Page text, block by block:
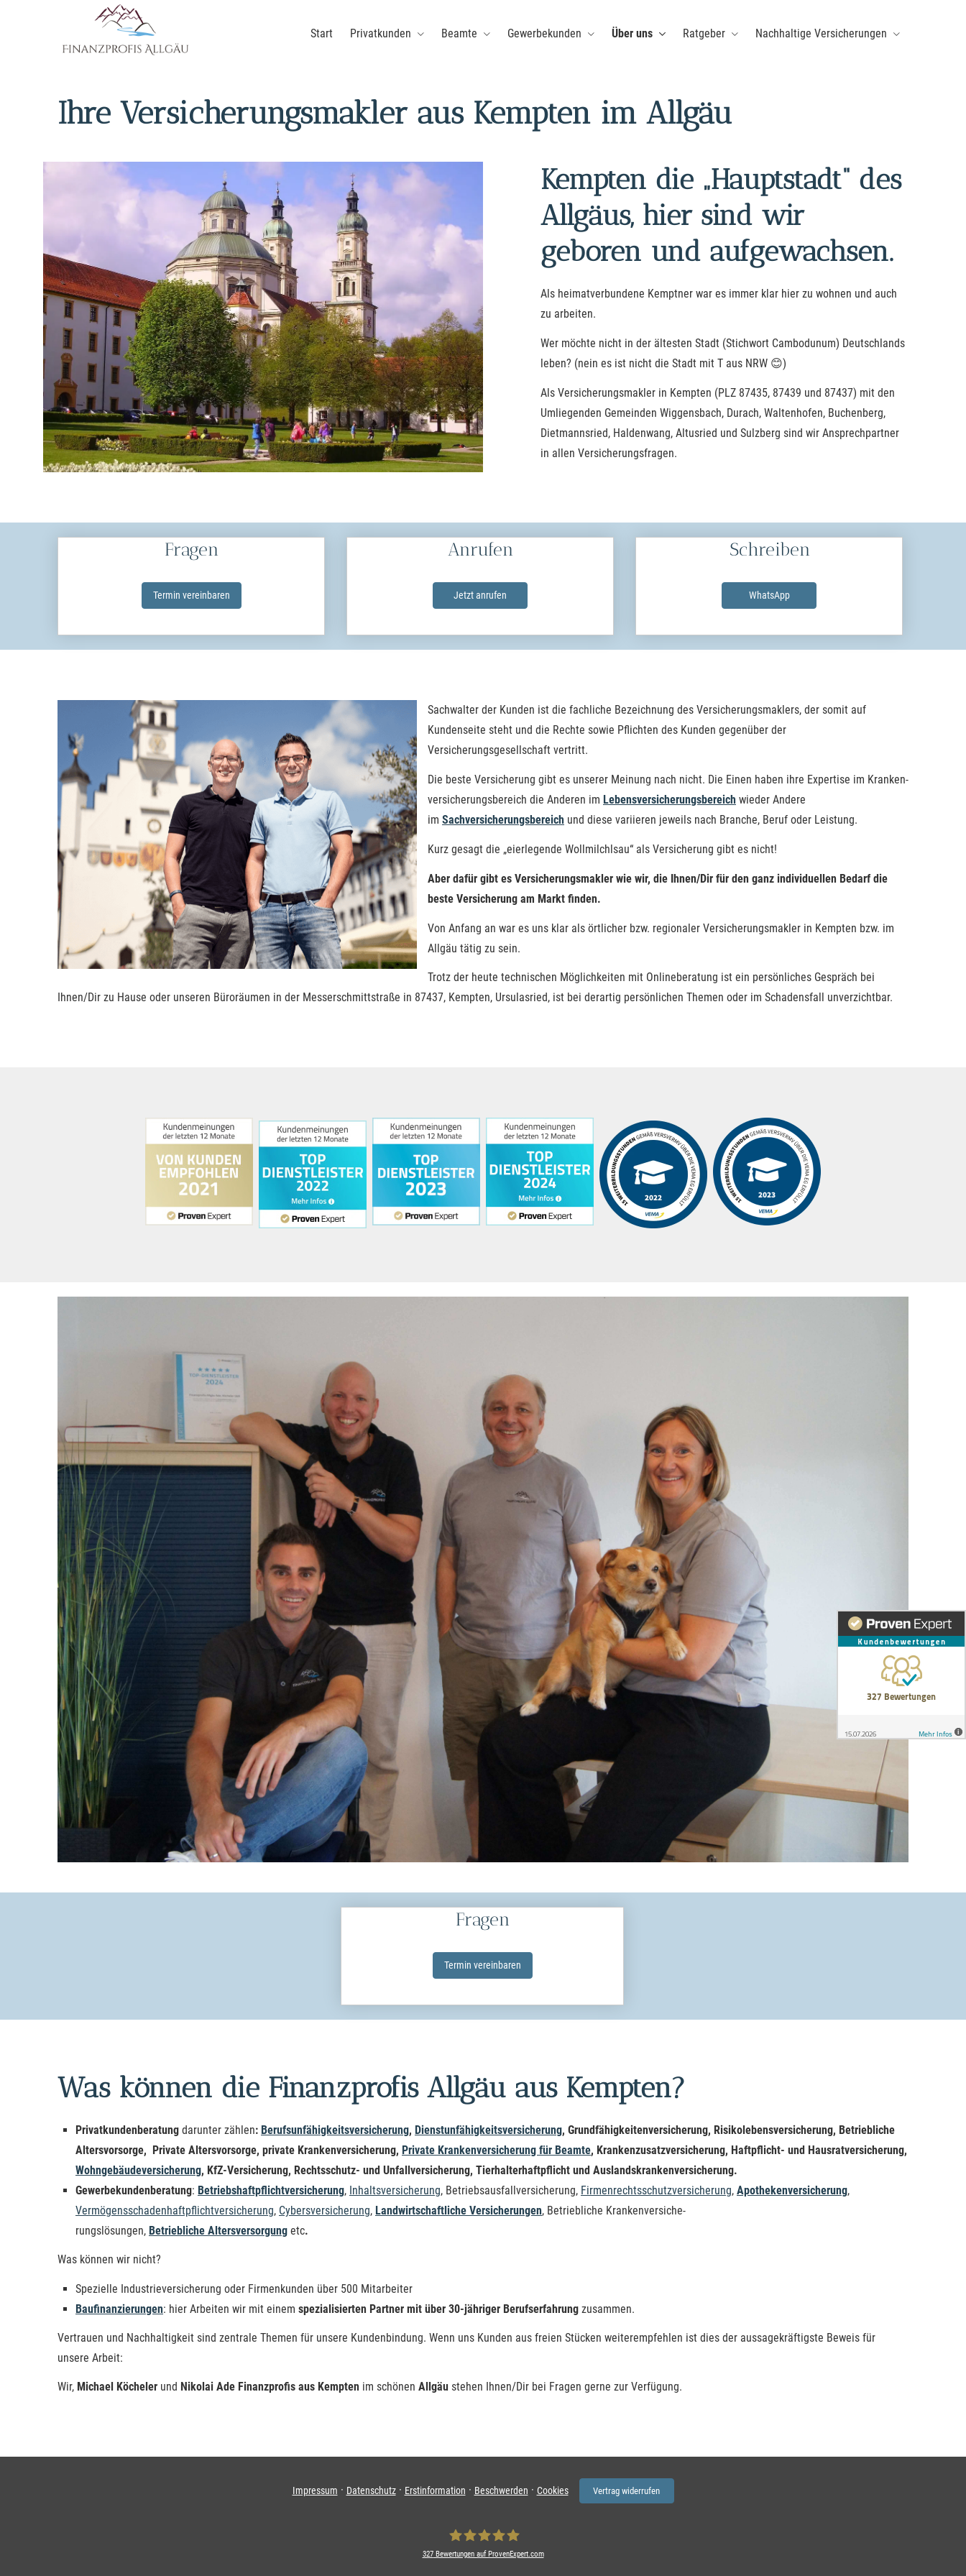
Start Privatkunden Beamte Gewerbekunden Über uns Ratgeber Nachhaltige Versicherungen
Ihre Ver­sicherungs­makler aus Kempten im Allgäu
Kempten die „Hauptstadt“ des
Allgäus, hier sind wir
geboren und aufgewachsen.
Als heimatverbundene Kemptner war es immer klar hier zu wohnen und auch
zu arbeiten.
Wer möchte nicht in der ältesten Stadt (Stichwort Cambodunum) Deutschlands
leben? (nein es ist nicht die Stadt mit T aus NRW 😊)
Als Ver­sicherungs­makler in Kempten (PLZ 87435, 87439 und 87437) mit den
Umliegenden Gemeinden Wiggensbach, Durach, Waltenhofen, Buchenberg,
Dietmannsried, Haldenwang, Altusried und Sulzberg sind wir Ansprechpartner
in allen Versicherungsfragen.
Fragen
Termin ver­ein­baren
Anrufen
Jetzt anrufen
Schreiben
WhatsApp
Sachwalter der Kunden ist die fachliche Bezeichnung des Ver­sicherungs­maklers, der somit auf
Kundenseite steht und die Rechte sowie Pflichten des Kunden gegenüber der
Versicherungsgesellschaft vertritt.
Die beste Versicherung gibt es unserer Meinung nach nicht. Die Einen haben ihre Expertise im Kranken­
ver­si­che­rungsbereich die Anderen im Lebensversicherungsbereich wieder Andere
im Sachversicherungsbereich und diese variieren jeweils nach Branche, Beruf oder Leistung.
Kurz gesagt die „eierlegende Wollmilchlsau“ als Versicherung gibt es nicht!
Aber dafür gibt es Ver­sicherungs­makler wie wir, die Ihnen/Dir für den ganz individuellen Bedarf die
beste Versicherung am Markt finden.
Von Anfang an war es uns klar als örtlicher bzw. regionaler Ver­sicherungs­makler in Kempten bzw. im
Allgäu tätig zu sein.
Trotz der heute technischen Möglichkeiten mit Onlineberatung ist ein persönliches Gespräch bei
Ihnen/Dir zu Hause oder unseren Büroräumen in der Messerschmittstraße in 87437, Kempten, Ursulasried, ist bei derartig persönlichen Themen oder im Schadensfall unverzichtbar.
Fragen
Termin ver­ein­baren
Was können die Finanzprofis Allgäu aus Kempten?
Privatkundenberatung darunter zählen: Berufs­unfähig­keitsversicherung, Dienstunfähigkeitsversicherung, Grundfähigkeitenversicherung, Risiko­lebens­ver­si­che­rung, Betriebliche
Alters­vorsorge, Private Alters­vorsorge, private Kranken­ver­si­che­rung, Private Kranken­ver­si­che­rung für Beamte, Kranken­zusatz­ver­si­che­rung, Haft­pflicht- und Haus­rat­ver­si­che­rung,
Wohngebäudeversicherung, KfZ-Versicherung, Rechtsschutz- und Unfall­ver­si­che­rung, Tierhalterhaftpflicht und Auslandskrankenversicherung.
Gewerbekundenberatung: Betriebshaftpflichtversicherung, Inhaltsversicherung, Betriebsausfallversicherung, Firmenrechtsschutzversicherung, Apothekenversicherung,
Vermögensschadenhaftpflichtversicherung, Cybersversicherung, Landwirtschaftliche Versicherungen, Betriebliche Kranken­ver­si­che­
rungslösungen, Betriebliche Altersversorgung etc.
Was können wir nicht?
Spezielle Industrieversicherung oder Firmenkunden über 500 Mitarbeiter
Baufinanzierungen: hier Arbeiten wir mit einem spezialisierten Partner mit über 30-jähriger Berufserfahrung zusammen.
Vertrauen und Nachhaltigkeit sind zentrale Themen für unsere Kundenbindung. Wenn uns Kunden aus freien Stücken weiterempfehlen ist dies der aussagekräftigste Beweis für
unsere Arbeit:
Wir, Michael Köcheler und Nikolai Ade Finanzprofis aus Kempten im schönen Allgäu stehen Ihnen/Dir bei Fragen gerne zur Verfügung.
Impressum · Datenschutz· Erstinformation · Beschwerden · Cookies Vertrag widerrufen
327Bewertungen auf ProvenExpert.com